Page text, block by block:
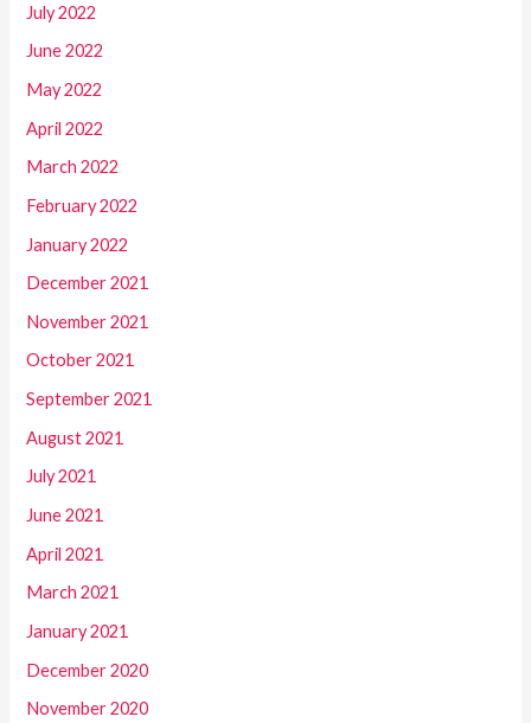
July 2022
June 2022
May 2022
April 2022
March 2022
February 2022
January 2022
December 2021
November 2021
October 2021
September 2021
August 2021
July 2021
June 2021
April 2021
March 2021
January 2021
December 2020
November 2020